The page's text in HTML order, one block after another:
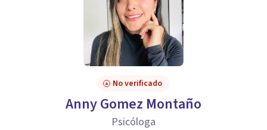
No verificado
Anny Gomez Montaño
Psicóloga